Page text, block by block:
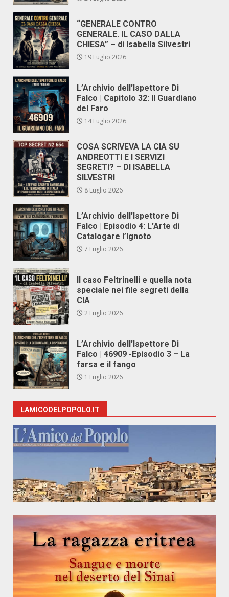
“GENERALE CONTRO
GENERALE. IL CASO DALLA
CHIESA” – di Isabella Silvestri
19 Luglio 2026
L’Archivio dell’Ispettore Di
Falco | Capitolo 32: Il Guardiano
del Faro
14 Luglio 2026
COSA SCRIVEVA LA CIA SU
ANDREOTTI E I SERVIZI
SEGRETI? – DI ISABELLA
SILVESTRI
8 Luglio 2026
L’Archivio dell’Ispettore Di
Falco | Episodio 4: L’Arte di
Catalogare l’Ignoto
7 Luglio 2026
Il caso Feltrinelli e quella nota
speciale nei file segreti della
CIA
2 Luglio 2026
L’Archivio dell’Ispettore Di
Falco | 46909 -Episodio 3 – La
farsa e il fango
1 Luglio 2026
LAMICODELPOPOLO.IT